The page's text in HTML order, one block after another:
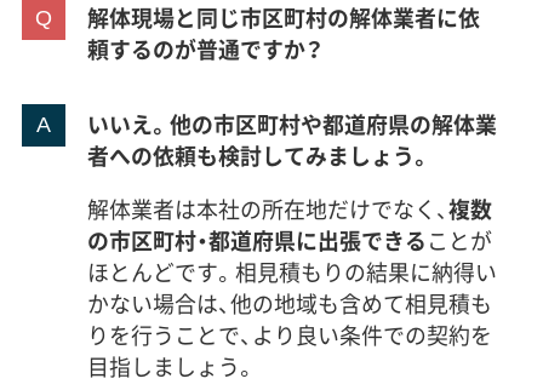
解体現場と同じ市区町村の解体業者に依
頼するのが普通ですか？
いいえ。他の市区町村や都道府県の解体業
者への依頼も検討してみましょう。
解体業者は本社の所在地だけでなく、複数
の市区町村・都道府県に出張できることが
ほとんどです。相見積もりの結果に納得い
かない場合は、他の地域も含めて相見積も
りを行うことで、より良い条件での契約を
目指しましょう。